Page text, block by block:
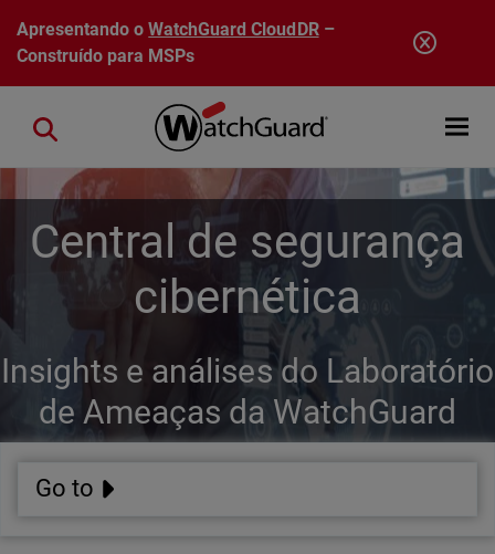
Pular para o conteúdo principal
Apresentando oWatchGuard CloudDR–
Construído para MSPs
Open
Close search
Central de segurança
cibernética
Insights e análises do Laboratório
de Ameaças da WatchGuard
Go to